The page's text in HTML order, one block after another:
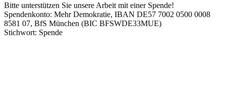
Bitte unterstützen Sie unsere Arbeit mit einer Spende!
Spendenkonto: Mehr Demokratie, IBAN DE57 7002 0500 0008
8581 07, BfS München (BIC BFSWDE33MUE)
Stichwort: Spende